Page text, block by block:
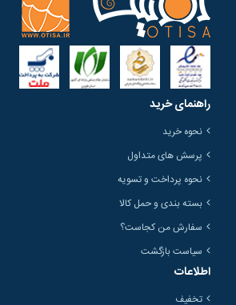
راهنمای خرید
نحوه خرید
پرسش های متداول
نحوه پرداخت و تسویه
بسته بندی و حمل کالا
سفارش من کجاست؟
سیاست بازگشت
اطلاعات
تخفیف